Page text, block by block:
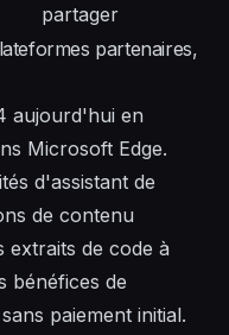
partager
partenaires,
aujourd'hui en
Microsoft Edge.
d'assistant de
de contenu
extraits de code à
bénéfices de
paiement initial.